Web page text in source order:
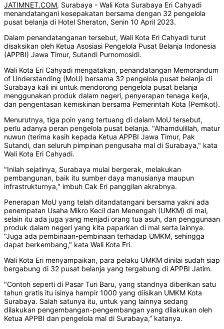
JATIMNET.COM, Surabaya - Wali Kota Surabaya Eri Cahyadi
menandatangani kesepakatan bersama dengan 32 pengelola
pusat belanja di Hotel Sheraton, Senin 10 April 2023.
Dalam penandatanganan tersebut, Wali Kota Eri Cahyadi turut
disaksikan oleh Ketua Asosiasi Pengelola Pusat Belanja Indonesia
(APPBI) Jawa Timur, Sutandi Purnomosidi.
Wali Kota Eri Cahyadi mengatakan, penandatangan Memorandum
of Understanding (MoU) bersama 32 pengelola pusat belanja di
Surabaya kali ini untuk mendorong pengelola pusat belanja
menggunakan produk dalam negeri, penyerapan tenaga kerja,
dan pengentasan kemiskinan bersama Pemerintah Kota (Pemkot).
Menurutnya, tiga poin yang tertuang di dalam MoU tersebut,
perlu adanya peran pengelola pusat belanja. "Alhamdulillah, matur
nuwun (terima kasih kepada Ketua APPBI Jawa Timur, Pak
Sutandi, dan seluruh pimpinan pengusaha mal di Surabaya," kata
Wali Kota Eri Cahyadi.
"Inilah sejatinya, Surabaya mulai bergerak, melakukan
pembangunan, baik itu sumber daya manusianya maupun
infrastrukturnya," imbuh Cak Eri panggilan akrabnya.
Penerapan MoU yang telah ditandatangani bersama yakni ada
penempatan Usaha Mikro Kecil dan Menengah (UMKM) di mal,
selain itu ada juga yang menjadi orang tua asuh, dan penggunaan
produk dalam negeri yang kita paparkan di mal serta lainnya.
"Juga ada pembinaan-pembinaan terhadap UMKM, sehingga
dapat berkembang," kata Wali Kota Eri.
Wali Kota Eri menyampaikan, para pelaku UMKM dinilai sudah siap
bergabung di 32 pusat belanja yang tergabung di APPBI Jatim.
"Contoh seperti di Pasar Turi Baru, yang standnya diberikan satu
tahun gratis itu isinya hampir 1000 yang diisikan UMKM Kota
Surabaya. Salah satunya itu, untuk yang lainnya sedang
dilakukan pengembangan-pengembangan yang dilakukan oleh
Ketua APPBI dan pengelola mal di Surabaya,” katanya.